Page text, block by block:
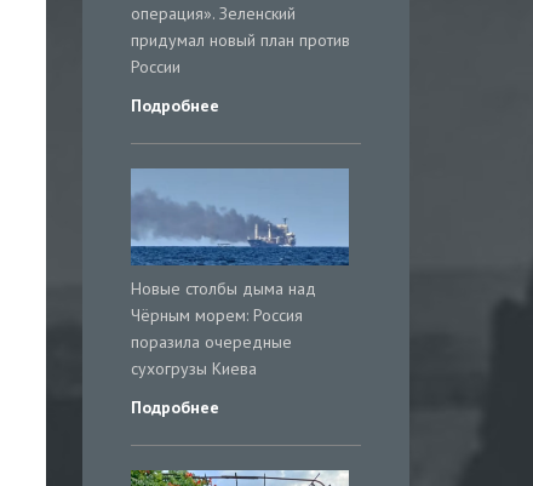
операция». Зеленский
придумал новый план против
России
Подробнее
Новые столбы дыма над
Чёрным морем: Россия
поразила очередные
сухогрузы Киева
Подробнее